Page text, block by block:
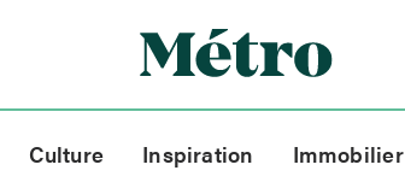
Culture Inspiration Immobilier